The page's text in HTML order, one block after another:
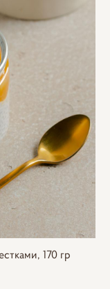
170 гр